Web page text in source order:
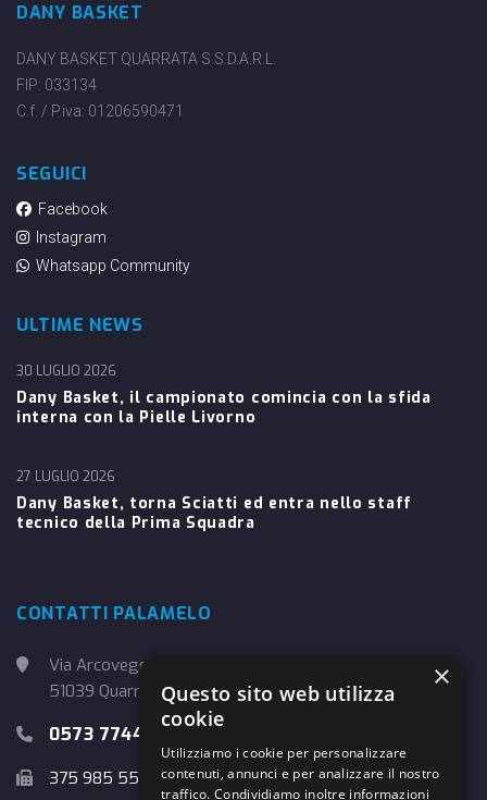
DANY BASKET
DANY BASKET QUARRATA S.S.D.A.R.L.
FIP: 033134
C.f. / P.iva: 01206590471
SEGUICI
Facebook
Instagram
Whatsapp Community
ULTIME NEWS
Dany Basket, il campionato comincia con la sfida
interna con la Pielle Livorno
30 LUGLIO 2026
Dany Basket, torna Sciatti ed entra nello staff
tecnico della Prima Squadra
27 LUGLIO 2026
CONTATTI PALAMELO
Via Arcoveggio, 4
51039 Quarrata (PT)
0573 774457
375 985 5526
×
Questo sito web utilizza
cookie
Utilizziamo i cookie per personalizzare
contenuti, annunci e per analizzare il nostro
traffico. Condividiamo inoltre informazioni